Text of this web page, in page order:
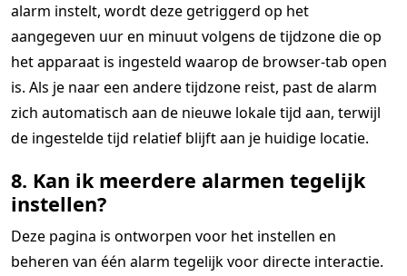
alarm instelt, wordt deze getriggerd op het
aangegeven uur en minuut volgens de tijdzone die op
het apparaat is ingesteld waarop de browser-tab open
is. Als je naar een andere tijdzone reist, past de alarm
zich automatisch aan de nieuwe lokale tijd aan, terwijl
de ingestelde tijd relatief blijft aan je huidige locatie.
8. Kan ik meerdere alarmen tegelijk
instellen?
Deze pagina is ontworpen voor het instellen en
beheren van één alarm tegelijk voor directe interactie.